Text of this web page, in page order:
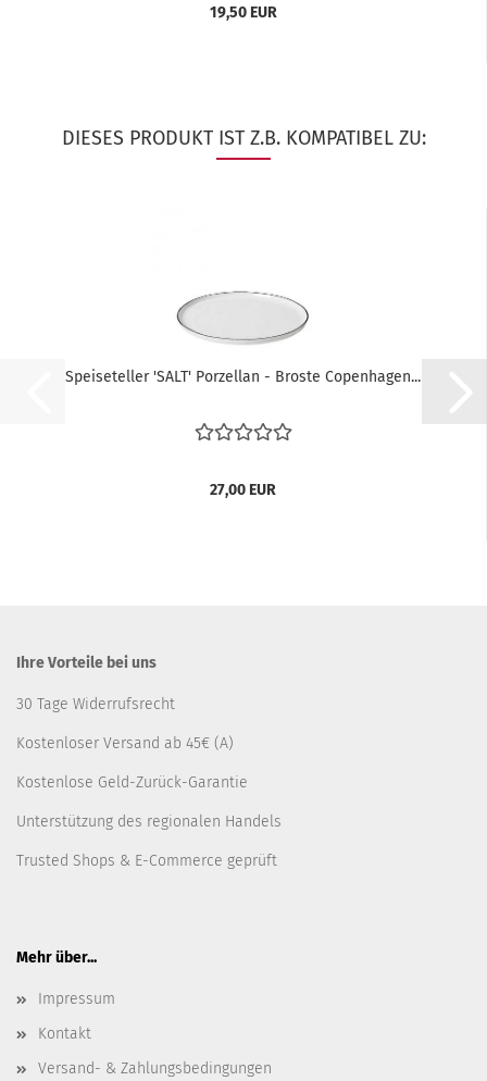
19,50 EUR
DIESES PRODUKT IST Z.B. KOMPATIBEL ZU:
Speiseteller 'SALT' Porzellan - Broste Copenhagen...
27,00 EUR
Ihre Vorteile bei uns
30 Tage Widerrufsrecht
Kostenloser Versand ab 45€ (A)
Kostenlose Geld-Zurück-Garantie
Unterstützung des regionalen Handels
Trusted Shops & E-Commerce geprüft
Mehr über...
Impressum
Kontakt
Versand- & Zahlungsbedingungen